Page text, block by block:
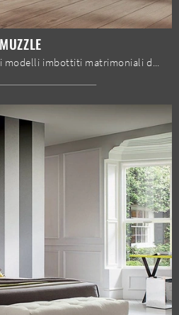
MUZZLE
Il letto Muzzle in pelle, tra i modelli imbottiti matrimoniali design di Max Divani, è pensato per garantirti il sonno più profondo.